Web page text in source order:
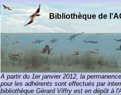
A partir du 1er janvier 2012, la
pour les adhérents sont effectués par
bibliothèque Gérard Viffry est en dépôt à
Bibliothèque de